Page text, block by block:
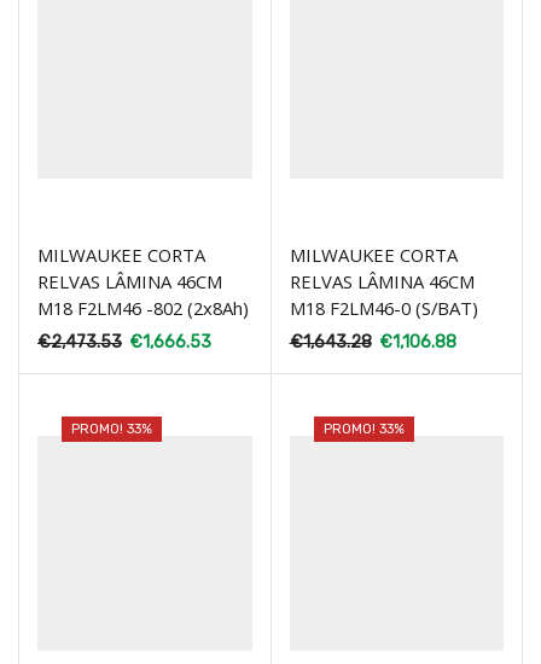
MILWAUKEE CORTA
RELVAS LÂMINA 46CM
M18 F2LM46 -802 (2x8Ah)
€2,473.53 €1,666.53
MILWAUKEE CORTA
RELVAS LÂMINA 46CM
M18 F2LM46-0 (S/BAT)
€1,643.28 €1,106.88
PROMO! 33% PROMO! 33%